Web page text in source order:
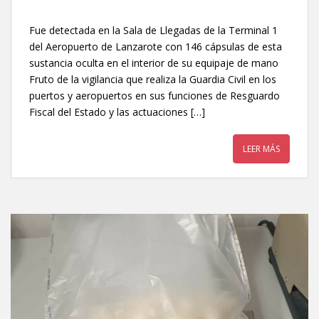
Fue detectada en la Sala de Llegadas de la Terminal 1
del Aeropuerto de Lanzarote con 146 cápsulas de esta
sustancia oculta en el interior de su equipaje de mano
Fruto de la vigilancia que realiza la Guardia Civil en los
puertos y aeropuertos en sus funciones de Resguardo
Fiscal del Estado y las actuaciones […]
LEER MÁS